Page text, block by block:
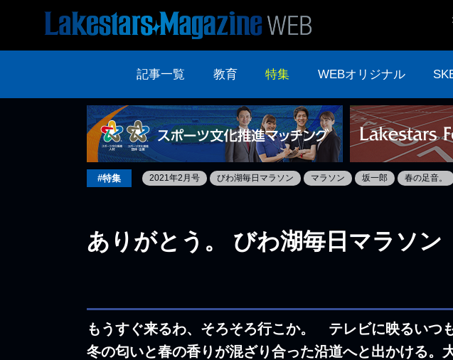
記事一覧 教育 特集 WEBオリジナル
#特集 2021年2月号 びわ湖毎日マラソン マラソン 坂一郎 春の足音。
ありがとう。 びわ湖毎日マラソン
もうすぐ来るわ、そろそろ行こか。 テレビに映るいつ
冬の匂いと春の香りが混ざり合った沿道へと出かける。